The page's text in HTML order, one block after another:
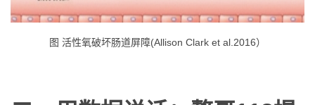
图 活性氧破坏肠道屏障(Allison Clark et al.2016）